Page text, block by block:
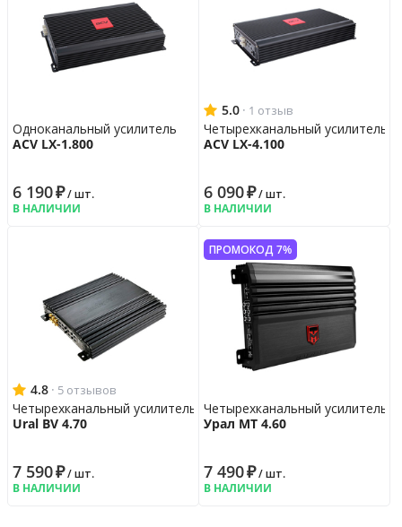
Одноканальный усилитель
ACV LX-1.800
6 190₽/ шт.
В НАЛИЧИИ
5.0 · 1 отзыв
Четырехканальный усилитель
ACV LX-4.100
6 090₽/ шт.
В НАЛИЧИИ
4.8 · 5 отзывов
Четырехканальный усилитель
Ural BV 4.70
7 590₽/ шт.
В НАЛИЧИИ
ПРОМОКОД 7%
Четырехканальный усилитель
Урал МТ 4.60
7 490₽/ шт.
В НАЛИЧИИ